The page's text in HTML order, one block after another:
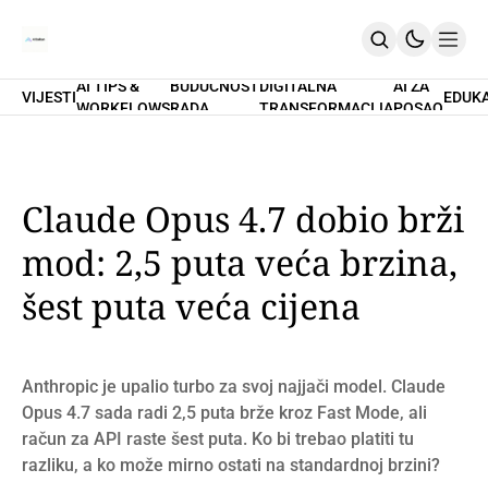
Home
PRETPLATI SE
VIJESTI
AI TIPS &
WORKFLOWS
BUDUĆNOST
RADA
DIGITALNA
TRANSFORMACIJA
AI ZA
POSAO
Claude Opus 4.7 dobio brži
mod: 2,5 puta veća brzina,
šest puta veća cijena
Anthropic je upalio turbo za svoj najjači model. Claude
Opus 4.7 sada radi 2,5 puta brže kroz Fast Mode, ali
račun za API raste šest puta. Ko bi trebao platiti tu
razliku, a ko može mirno ostati na standardnoj brzini?